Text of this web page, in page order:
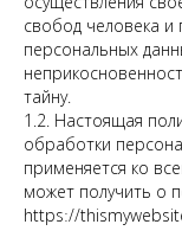
свобод человека
персональных
тайну.
1.2. Настоящая
обработки
применяется ко
может получить о
httpsː//